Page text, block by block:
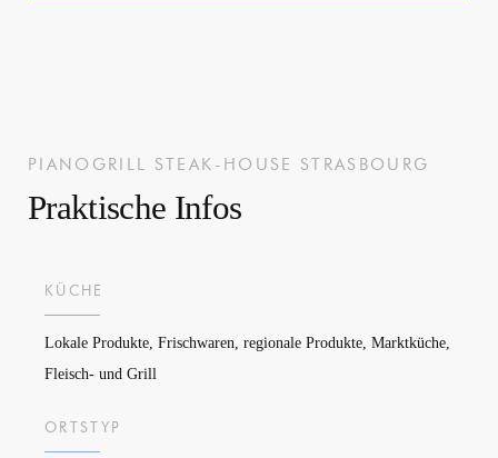
PIANOGRILL STEAK-HOUSE STRASBOURG
Praktische Infos
KÜCHE
Lokale Produkte, Frischwaren, regionale Produkte, Marktküche,
Fleisch- und Grill
ORTSTYP